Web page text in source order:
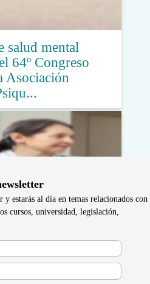
salud mental
64º Congreso
Asociación
premiadas
Prácticas de
y estarás al día en temas relacionados con
cursos, universidad, legislación,